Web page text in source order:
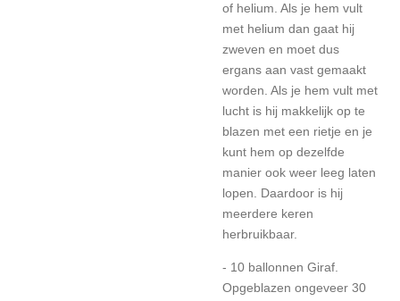
of helium. Als je hem vult
met helium dan gaat hij
zweven en moet dus
ergans aan vast gemaakt
worden. Als je hem vult met
lucht is hij makkelijk op te
blazen met een rietje en je
kunt hem op dezelfde
manier ook weer leeg laten
lopen. Daardoor is hij
meerdere keren
herbruikbaar.
- 10 ballonnen Giraf.
Opgeblazen ongeveer 30